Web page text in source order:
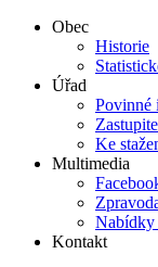
Obec
Historie
Úřad
Povinné
Ke
Multimedia
Nabídky
Kontakt